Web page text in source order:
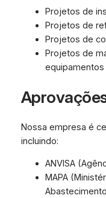
Projetos de
Projetos de
Projetos de
Projetos de
equipamentos
Nossa empresa é
incluindo:
ANVISA
MAPA